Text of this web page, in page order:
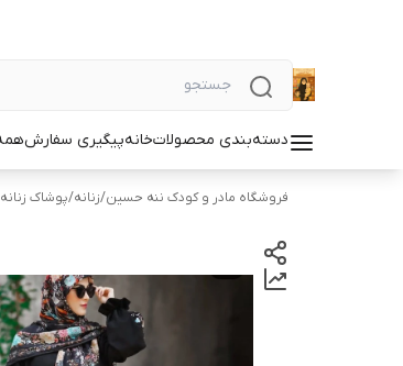
دسته‌بندی محصولاتخانهپیگیری سفارش
فروشگاه مادر و کودک ننه حسین/زنانه/پوشاک زنانه